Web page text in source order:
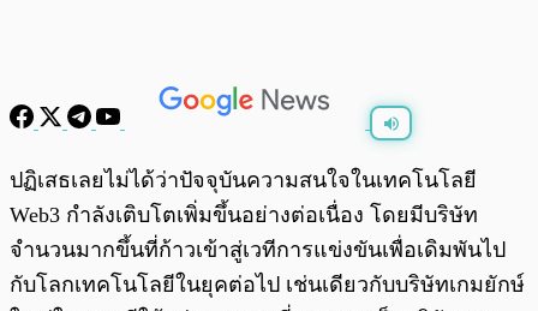
พร้อมเล่น 0:00 / 0:00
ปฏิเสธเลยไม่ได้ว่าปัจจุบันความสนใจในเทคโนโลยี
Web3 กำลังเติบโตเพิ่มขึ้นอย่างต่อเนื่อง โดยมีบริษัท
จำนวนมากขึ้นที่ก้าวเข้าสู่เวทีการแข่งขันเพื่อเดิมพันไป
กับโลกเทคโนโลยีในยุคต่อไป เช่นเดียวกับบริษัทเกมยักษ์